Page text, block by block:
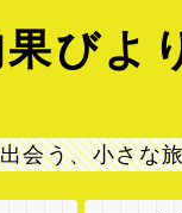
びよ
会う、小さな